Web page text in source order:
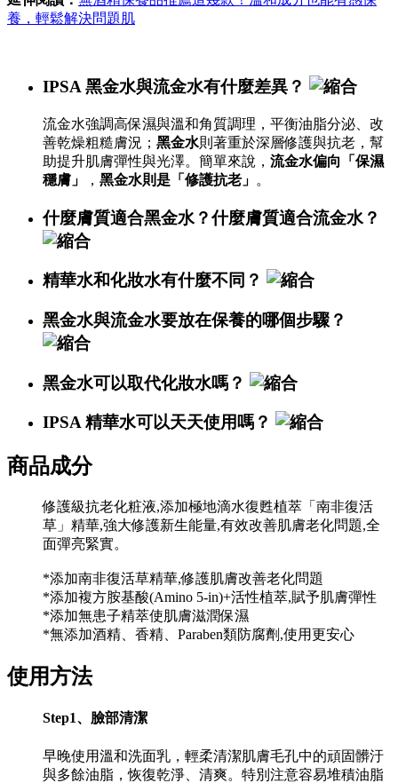
養，輕鬆解決問題肌
IPSA 黑金水與流金水有什麼差異？
流金水強調高保濕與溫和角質調理，平衡油脂分泌、改
善乾燥粗糙膚況； 黑金水則著重於深層修護與抗老，幫
助提升肌膚彈性與光澤。簡單來說， 流金水偏向「保濕
穩膚」
， 黑金水則是「修護抗老」 。
什麼膚質適合黑金水？什麼膚質適合流金水？
精華水和化妝水有什麼不同？
黑金水與流金水要放在保養的哪個步驟？
黑金水可以取代化妝水嗎？
IPSA 精華水可以天天使用嗎？
商品成分
修護級抗老化粧液,添加極地滴水復甦植萃「南非復活
草」精華,強大修護新生能量,有效改善肌膚老化問題,全
面彈亮緊實。
*添加南非復活草精華,修護肌膚改善老化問題
*添加複方胺基酸(Amino 5-in)+活性植萃,賦予肌膚彈性
*添加無患子精萃使肌膚滋潤保濕
*無添加酒精、香精、Paraben類防腐劑,使用更安心
使用方法
Step1、臉部清潔
早晚使用溫和洗面乳，輕柔清潔肌膚毛孔中的頑固髒汙
與多餘油脂，恢復乾淨、清爽。特別注意容易堆積油脂